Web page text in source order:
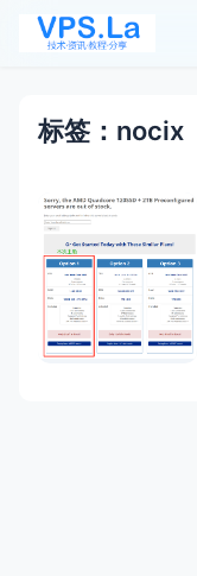
标签：nocix